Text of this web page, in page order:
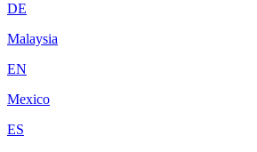
DE
Malaysia
EN
Mexico
ES